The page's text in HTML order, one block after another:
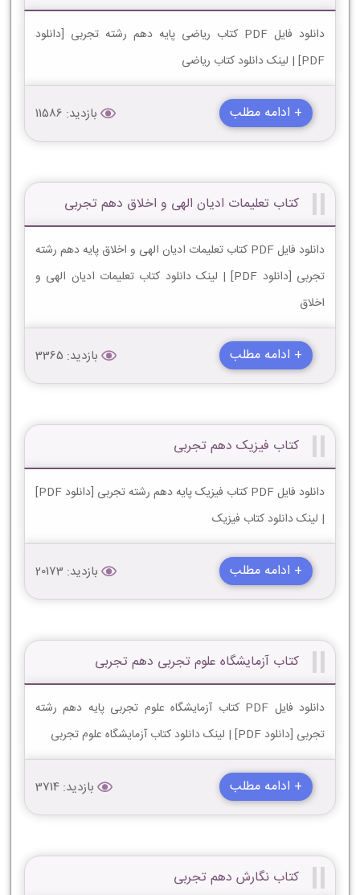
دانلود فایل PDF کتاب ریاضی پایه دهم رشته تجربی [دانلود
PDF] | لینک دانلود کتاب ریاضی
+ ادامه مطلب بازدید: 11586
کتاب تعلیمات ادیان الهی و اخلاق دهم تجربی
دانلود فایل PDF کتاب تعلیمات ادیان الهی و اخلاق پایه دهم رشته
تجربی [دانلود PDF] | لینک دانلود کتاب تعلیمات ادیان الهی و
اخلاق
+ ادامه مطلب بازدید: 3365
کتاب فیزیک دهم تجربی
دانلود فایل PDF کتاب فیزیک پایه دهم رشته تجربی [دانلود PDF]
| لینک دانلود کتاب فیزیک
+ ادامه مطلب بازدید: 20173
کتاب آزمایشگاه علوم تجربی دهم تجربی
دانلود فایل PDF کتاب آزمایشگاه علوم تجربی پایه دهم رشته
تجربی [دانلود PDF] | لینک دانلود کتاب آزمایشگاه علوم تجربی
+ ادامه مطلب بازدید: 3714
کتاب نگارش دهم تجربی